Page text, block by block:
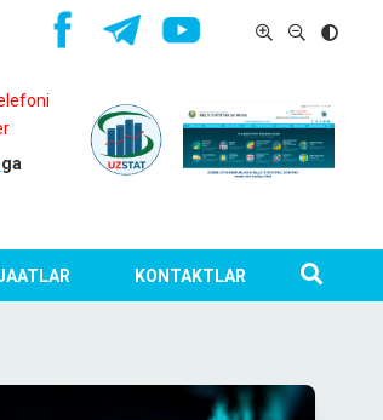
ga
KONTAKTLAR